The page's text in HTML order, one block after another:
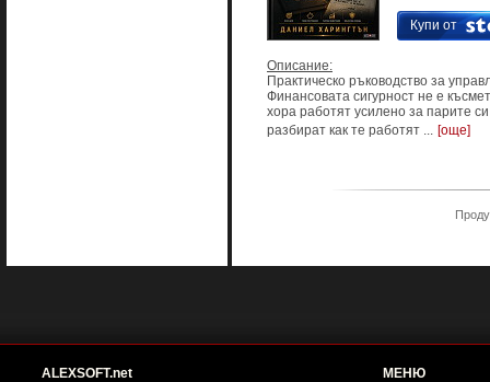
Купи от
Описание:
Практическо ръководство за
Финансовата сигурност не е
хора работят усилено за парите
разбират как те работят ... [още]
ALEXSOFT.net МЕНЮ